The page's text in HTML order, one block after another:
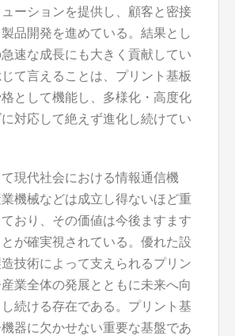
ーションを提供し、顧客と密接
品開発を進めている。結果とし
速な成長にも大きく貢献してい
て言えることは、プリント基板
として機能し、多様化・高度化
対応して絶えず進化し続けてい
現代社会における情報通信機
機械などは成立し得ないほど重
おり、その価値は今後ますます
が確実視されている。優れた設
技術によって支えられるプリン
産業全体の発展とともに未来へ向
続ける存在である。プリント基
器に欠かせない重要な基盤であ